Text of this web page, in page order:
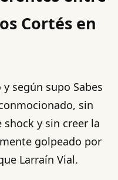
Cortés en
según supo Sabes
sin
shock y sin creer la
golpeado por
Larraín Vial.